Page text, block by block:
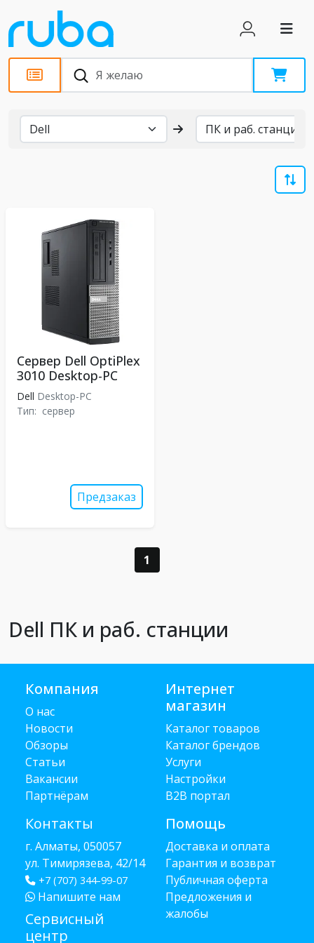
Бренды
Сервер Dell OptiPlex
3010 Desktop-PC
Dell Desktop-PC
Тип: сервер
Предзаказ
1
Dell ПК и раб. станции
Компания
О нас
Новости
Обзоры
Статьи
Вакансии
Партнёрам
Контакты
г. Алматы, 050057
ул. Тимирязева, 42/14
+7 (707) 344-99-07
Напишите нам
Сервисный
центр
Интернет
магазин
Каталог товаров
Каталог брендов
Услуги
Настройки
B2B портал
Помощь
Доставка и оплата
Гарантия и возврат
Публичная оферта
Предложения и
жалобы